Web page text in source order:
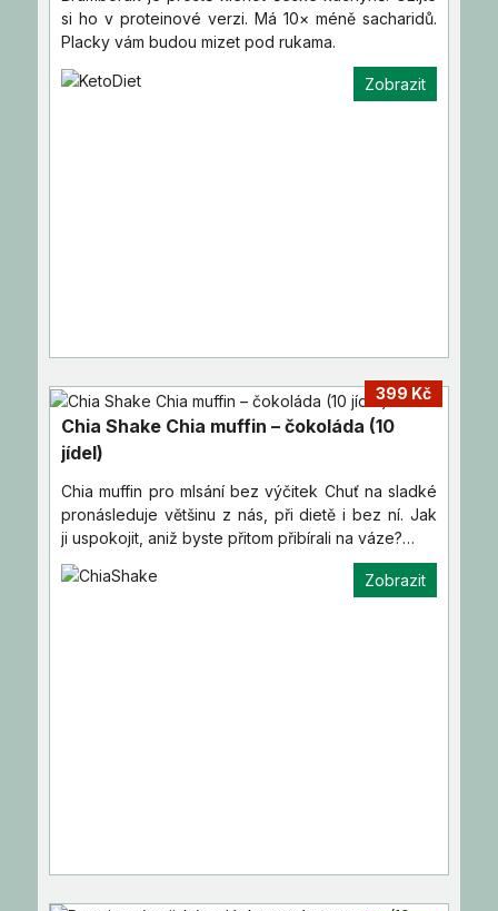
si ho v proteinové verzi. Má 10× méně sacharidů.
Placky vám budou mizet pod rukama.
Zobrazit
399 Kč
Chia Shake Chia muffin – čokoláda (10
jídel)
Chia muffin pro mlsání bez výčitek Chuť na sladké
pronásleduje většinu z nás, při dietě i bez ní. Jak
ji uspokojit, aniž byste přitom přibírali na váze?…
Zobrazit